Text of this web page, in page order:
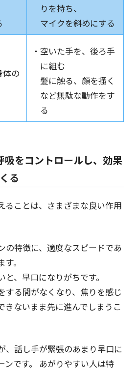
りを持ち、
マイクを斜めにする
体の
・空いた手を、後ろ手
に組む
髪に触る、顔を掻く
など無駄な動作をす
る
吸をコントロールし、効果
る
ることは、さまざまな良い作用
の特徴に、適度なスピードであ
。
、早口になりがちです。
する間がなくなり、焦りを感じ
きないまま先に進んでしまうこ
、話し手が緊張のあまり早口に
ンです。 あがりやすい人は特